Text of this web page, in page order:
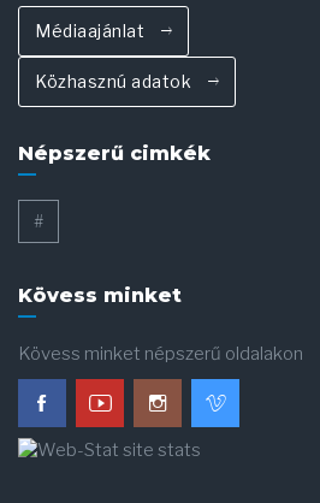
Médiaajánlat
Közhasznú adatok
Népszerű cimkék
#
Kövess minket
Kövess minket népszerű oldalakon